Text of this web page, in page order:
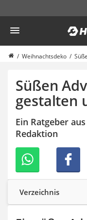
Haushalt & Freizeit
Diascanner
Walkie-Talkie Kinder
Stunt-Scooter
Gusseisen Bräter
Induktionskochfeld
Tischgeschirrspüler
Elektronische Dartscheibe
Wildkamera
Wischmopp
Beschriftungsgerät
Trinkflasche
Thermokanne
Elektrische Pfeffermühle
Waschsauger
Weihnachtsdeko
Süßen
gestalten
Ein Ratgeber
Redaktion
Verzeichnis